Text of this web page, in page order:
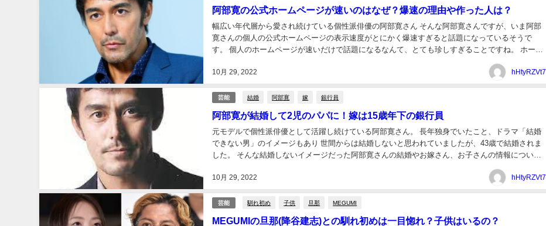
阿部寛の公式ホームページが速いのはなぜ？爆速の理由や作った人は？
10月 29, 2022
幅広い年代層から愛され続けている個性派俳優の阿部寛さん そんな阿部寛さんですが、いま阿部
寛さんの個人の公式ホームページの表示速度がとにかく爆速すぎると話題になっているそうで
す。 個人のホームページが速いだけで話題になるなんて、とても珍しすぎることですね。 ホーム
hHtyRZVt7
芸能 結婚 阿部寛 嫁 銀行員
阿部寛が結婚して2児のパパに！嫁は15歳年下の銀行員
10月 29, 2022
元モデルで個性派俳優として活躍し続けている阿部寛さん。 長年独身でいたこと、ドラマ「結婚
できない男」のイメージもあり 世間からは結婚しないと思われていましたが、43歳で結婚されま
した。 そんな結婚しないイメージだった阿部寛さんの結婚やお嫁さん、お子さんの情報について
hHtyRZVt7
芸能 馴れ初め 子供 旦那 MEGUMI
MEGUMIの旦那(降谷建志)との馴れ初めは一目惚れ？子供はいるの？